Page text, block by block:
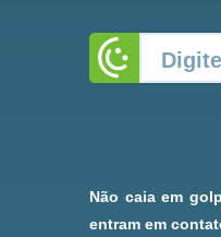
Não caia em
entram em